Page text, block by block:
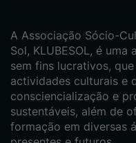
A Associação Sócio-
Sol, KLUBESOL, é
sem fins lucrativos,
actividades culturais e
consciencialização e
sustentáveis, além de
formação em diversas